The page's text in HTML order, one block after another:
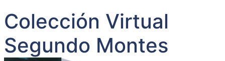
Colección Virtual
Segundo Montes